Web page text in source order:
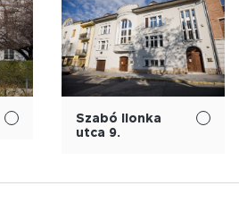
Szabó Ilonka
utca 9.